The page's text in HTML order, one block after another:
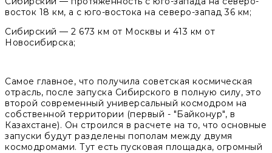
восток 18 км, а с юго-востока на северо-запад 36 км;
Сибирский — 2 673 км от Москвы и 413 км от
Новосибирска;
Самое главное, что получила советская космическая
отрасль, после запуска Сибирского в полную силу, это
второй современный универсальный космодром на
собственной территории (первый - "Байконур", в
Казахстане). Он строился в расчете на то, что основные
запуски будут разделены пополам между двумя
космодромами. Тут есть пусковая площадка, огромный